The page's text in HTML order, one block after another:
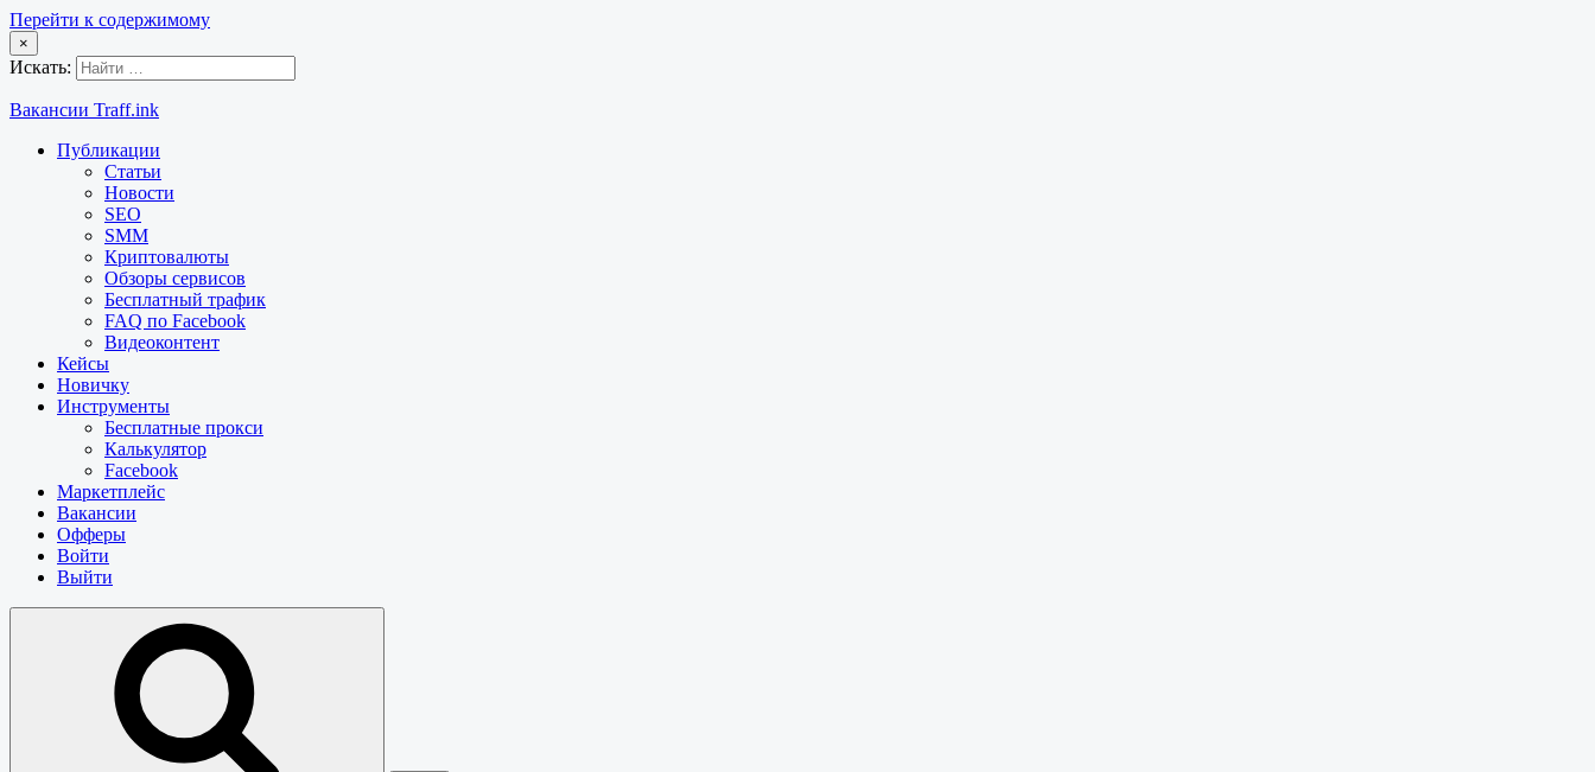
Перейти к содержимому
×
Искать:
Вакансии Traff.ink
Публикации
Статьи
Новости
SEO
SMM
Криптовалюты
Обзоры сервисов
Бесплатный трафик
FAQ по Facebook
Видеоконтент
Кейсы
Новичку
Инструменты
Бесплатные прокси
Калькулятор
Facebook
Маркетплейс
Вакансии
Офферы
Войти
Выйти